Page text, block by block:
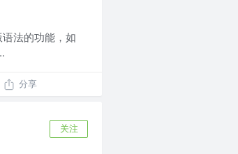
法的功能，如
分享
关注